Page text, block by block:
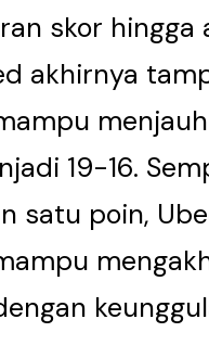
skor hingga
akhirnya
19-16.
satu poin,